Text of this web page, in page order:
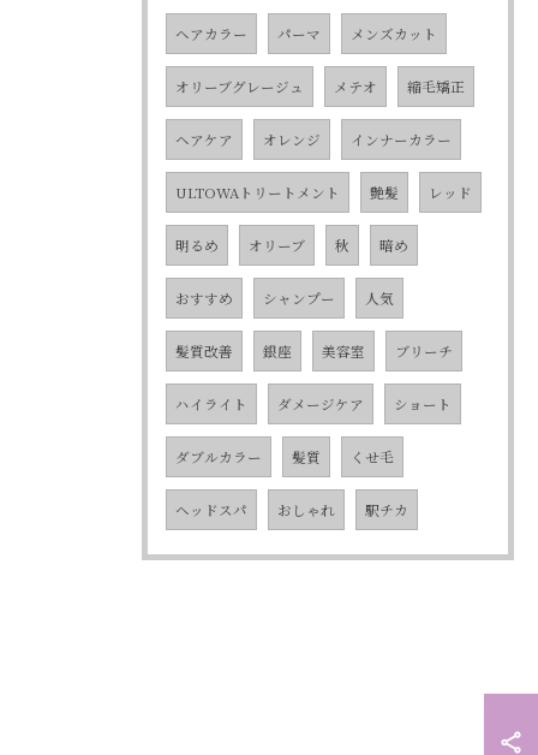
ヘアカラー パーマ メンズカット
オリーブグレージュ メテオ 縮毛矯正
ヘアケア オレンジ インナーカラー
ULTOWAトリートメント 艶髪 レッド
明るめ オリーブ 秋 暗め
おすすめ シャンプー 人気
髪質改善 銀座 美容室 ブリーチ
ハイライト ダメージケア ショート
ダブルカラー 髪質 くせ毛
ヘッドスパ おしゃれ 駅チカ